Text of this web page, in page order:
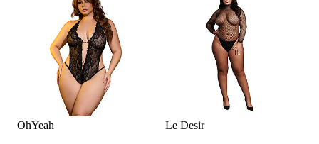
OhYeah Le Desir